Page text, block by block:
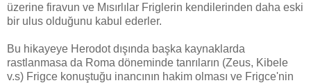
üzerine firavun ve Mısırlılar Friglerin kendilerinden daha eski
bir ulus olduğunu kabul ederler.
Bu hikayeye Herodot dışında başka kaynaklarda
rastlanmasa da Roma döneminde tanrıların (Zeus, Kibele
v.s) Frigce konuştuğu inancının hakim olması ve Frigce'nin